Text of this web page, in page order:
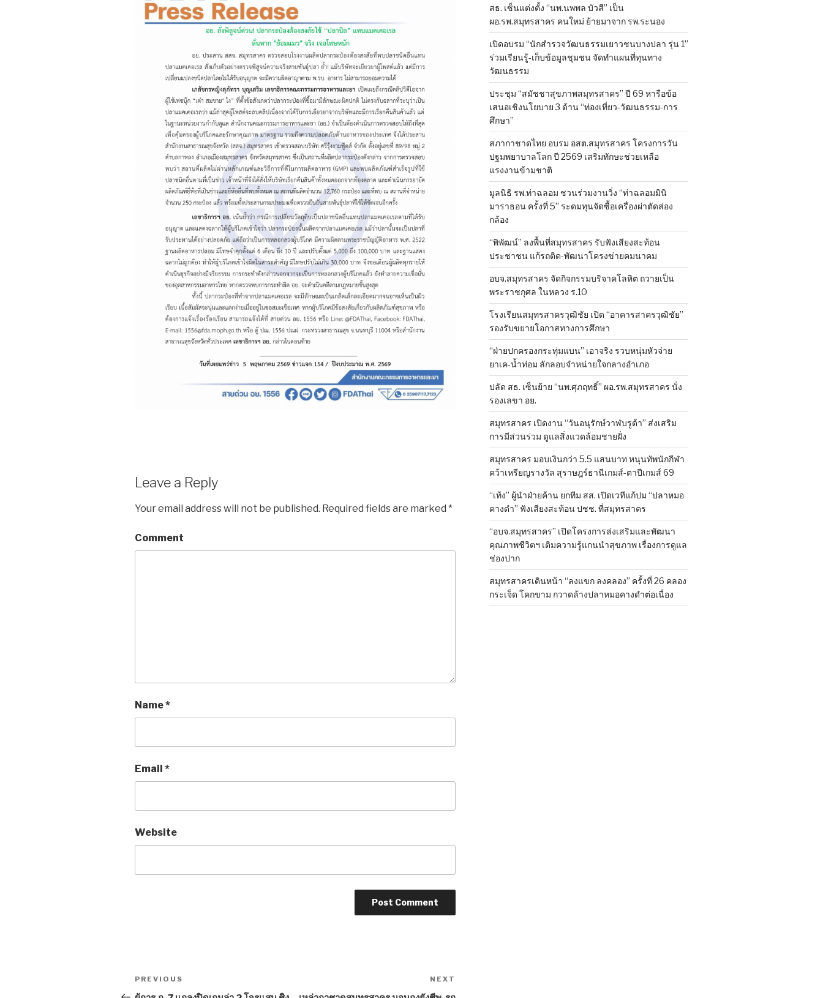
Leave a Reply
Your email address will not be published. Required fields are marked *
Comment
Name*
Email *
Website
Post
Previous
PREVIOUS NEXT
สธ. เซ็นแต่งตั้ง “นพ.นพพล บัวสี” เป็น
ผอ.รพ.สมุทรสาคร คนใหม่ ย้ายมาจาก รพ.ระนอง
เปิดอบรม “นักสำรวจวัฒนธรรมเยาวชนบางปลา รุ่น 1”
ร่วมเรียนรู้-เก็บข้อมูลชุมชน จัดทำแผนที่ทุนทาง
วัฒนธรรม
ประชุม “สมัชชาสุขภาพสมุทรสาคร” ปี 69 หารือข้อ
เสนอเชิงนโยบาย 3 ด้าน “ท่องเที่ยว-วัฒนธรรม-การ
ศึกษา”
สภากาชาดไทย อบรม อสต.สมุทรสาคร โครงการวัน
ปฐมพยาบาลโลก ปี 2569 เสริมทักษะช่วยเหลือ
แรงงานข้ามชาติ
มูลนิธิ รพ.ท่าฉลอม ชวนร่วมงานวิ่ง “ท่าฉลอมมินิ
มาราธอน ครั้งที่ 5” ระดมทุนจัดซื้อเครื่องผ่าตัดส่อง
กล้อง
“พิพัฒน์” ลงพื้นที่สมุทรสาคร รับฟังเสียงสะท้อน
ประชาชน แก้รถติด-พัฒนาโครงข่ายคมนาคม
อบจ.สมุทรสาคร จัดกิจกรรมบริจาคโลหิต ถวายเป็น
พระราชกุศล ในหลวง ร.10
โรงเรียนสมุทรสาครวุฒิชัย เปิด “อาคารสาครวุฒิชัย”
รองรับขยายโอกาสทางการศึกษา
“ฝ่ายปกครองกระทุ่มแบน” เอาจริง รวบหนุ่มหัวจ่าย
ยาเค-น้ำท่อม ลักลอบจำหน่ายใจกลางอำเภอ
ปลัด สธ. เซ็นย้าย “นพ.ศุภฤทธิ์” ผอ.รพ.สมุทรสาคร นั่ง
รองเลขา อย.
สมุทรสาคร เปิดงาน “วันอนุรักษ์วาฬบรูด้า” ส่งเสริม
การมีส่วนร่วม ดูแลสิ่งแวดล้อมชายฝั่ง
สมุทรสาคร มอบเงินกว่า 5.5 แสนบาท หนุนทัพนักกีฬา
คว้าเหรียญรางวัล สุราษฎร์ธานีเกมส์-ตาปีเกมส์ 69
“เท้ง” ผู้นำฝ่ายค้าน ยกทีม สส. เปิดเวทีแก้ปม “ปลาหมอ
คางดำ” ฟังเสียงสะท้อน ปชช. ที่สมุทรสาคร
“อบจ.สมุทรสาคร” เปิดโครงการส่งเสริมและพัฒนา
คุณภาพชีวิตฯ เติมความรู้แกนนำสุขภาพ เรื่องการดูแล
ช่องปาก
สมุทรสาครเดินหน้า “ลงแขก ลงคลอง” ครั้งที่ 26 คลอง
กระเจ็ด โคกขาม กวาดล้างปลาหมอคางดำต่อเนื่อง